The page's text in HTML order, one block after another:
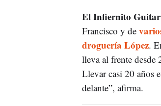
El Infiernito
Francisco y de
droguería López.
lleva al frente desde
Llevar casi 20 años
delante”, afirma.